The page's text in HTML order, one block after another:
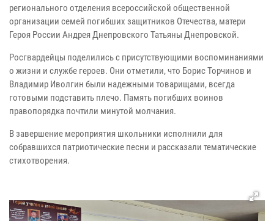
регионального отделения всероссийской общественной
организации семей погибших защитников Отечества, матери
Героя России Андрея Днепровского Татьяны Днепровской.
Росгвардейцы поделились с присутствующими воспоминаниями
о жизни и службе героев. Они отметили, что Борис Торчинов и
Владимир Иволгин были надежными товарищами, всегда
готовыми подставить плечо. Память погибших воинов
правопорядка почтили минутой молчания.
В завершение мероприятия школьники исполнили для
собравшихся патриотические песни и рассказали тематические
стихотворения.